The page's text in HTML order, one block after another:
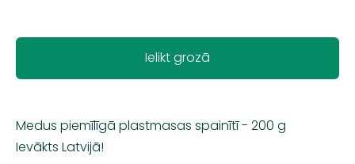
Ielikt grozā
Medus piemīlīgā plastmasas spainītī - 200 g
Ievākts Latvijā!